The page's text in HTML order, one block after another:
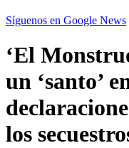
Síguenos en Google News
‘El
un ‘santo’
los